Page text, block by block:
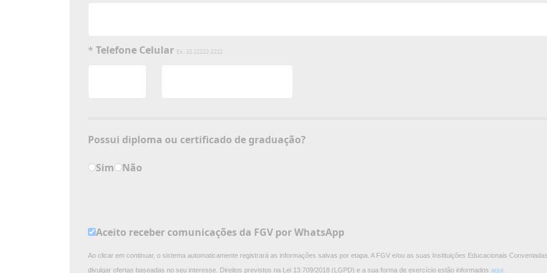
* Telefone Celular Ex.: 22 22222-2222
Possui diploma ou certificado de graduação?
Sim Não
Aceito receber comunicações da FGV por WhatsApp
Ao clicar em continuar, o sistema automaticamente registrará as informações salvas por etapa. A FGV e/ou as suas Instituições Educacionais
divulgar ofertas baseadas no seu interesse. Direitos previstos na Lei 13.709/2018 (LGPD) e a sua forma de exercício estão informados aqui